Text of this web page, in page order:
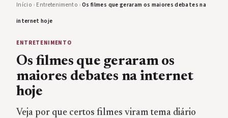
Início › Entretenimento ›Os filmes que geraram os maiores debates na
internet hoje
ENTRETENIMENTO
Os filmes que geraram os
maiores debates na internet
hoje
Veja por que certos filmes viram tema diário